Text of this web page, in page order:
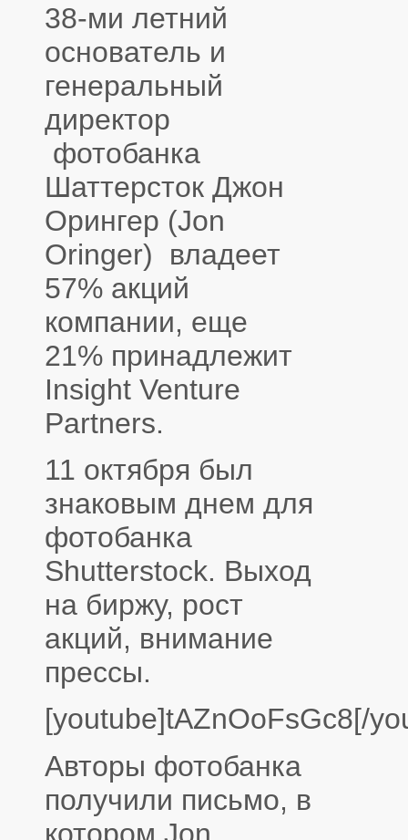
38-ми летний
основатель и
генеральный
директор
фотобанка
Шаттерсток Джон
Орингер (Jon
Oringer) владеет
57% акций
компании, еще
21% принадлежит
Insight Venture
Partners.
11 октября был
знаковым днем для
фотобанка
Shutterstock. Выход
на биржу, рост
акций, внимание
прессы.
[youtube]tAZnOoFsGc8[/
Авторы фотобанка
получили письмо, в
котором Jon